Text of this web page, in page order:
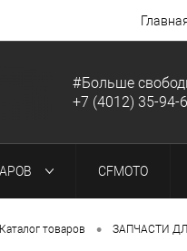
#Больше
+7 (4012) 35-94-
CFMOTO
Каталог товаров • ЗАПЧАСТИ